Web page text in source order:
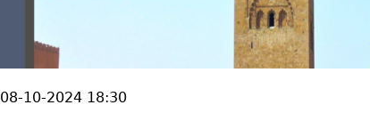
08-10-2024 18:30